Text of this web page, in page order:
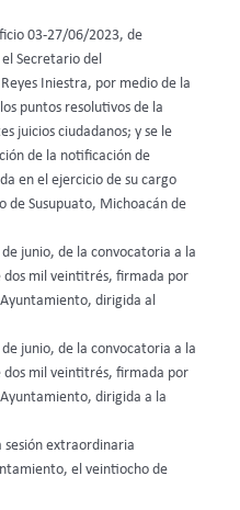
03-27/06/2023, de
Secretario del
Iniestra, por medio de la
puntos resolutivos de la
juicios ciudadanos; y se le
de la notificación de
en el ejercicio de su cargo
de Susupuato, Michoacán de
junio, de la convocatoria a la
mil veintitrés, firmada por
dirigida al
junio, de la convocatoria a la
mil veintitrés, firmada por
dirigida a la
sesión extraordinaria
el veintiocho de